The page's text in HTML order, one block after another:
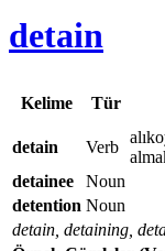
detain
Kelime Tür
detain
Verb
detainee
Noun
detention Noun
detain, detaining,